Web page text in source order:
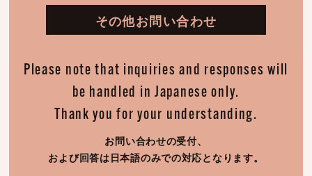
その他お問い合わせ
Please note that inquiries and responses will
be handled in Japanese only.
Thank you for your understanding.
お問い合わせの受付、
および回答は日本語のみでの対応となります。